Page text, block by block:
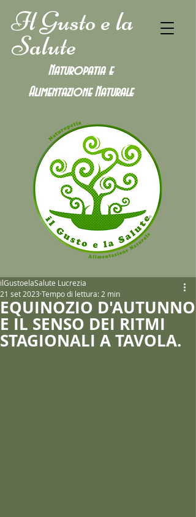
Il Gusto e la
Salute
Naturopatia e
Alimentazione Naturale
EQUINOZIO D'AUTUNNO
E IL SENSO DEI RITMI
STAGIONALI A TAVOLA.
ilGustoelaSalute Lucrezia
21 set 2023 Tempo di lettura: 2 min